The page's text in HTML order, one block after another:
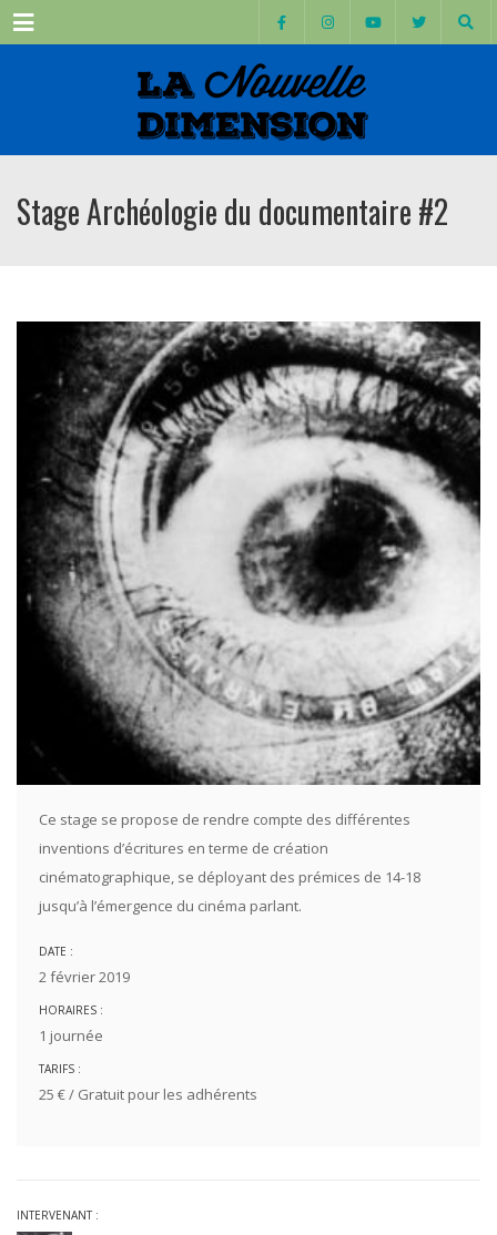
Menu
Stage Archéologie du documentaire #2
Ce stage se propose de rendre compte des différentes
inventions d’écritures en terme de création
cinématographique, se déployant des prémices de 14-18
jusqu’à l’émergence du cinéma parlant.
DATE :
2 février 2019
HORAIRES :
1 journée
TARIFS :
25 € / Gratuit pour les adhérents
INTERVENANT :